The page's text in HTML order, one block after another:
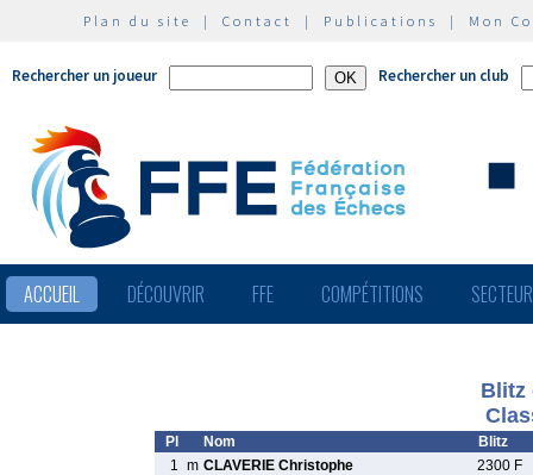
Plan du site | Contact | Publications | Mon
Rechercher un joueur Rechercher un club
ACCUEIL DÉCOUVRIR FFE COMPÉTITIONS
Blitz
Pl Nom
Blitz
1 m CLAVERIE Christophe
2300 F